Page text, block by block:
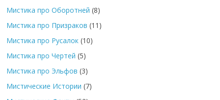
Мистика про Оборотней (8)
Мистика про Призраков (11)
Мистика про Русалок (10)
Мистика про Чертей (5)
Мистика про Эльфов (3)
Мистические Истории (7)